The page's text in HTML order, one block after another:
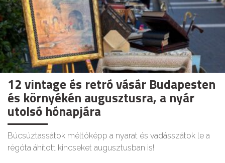
12 vintage és retró vásár Budapesten
és környékén augusztusra, a nyár
utolsó hónapjára
Búcsúztassátok méltóképp a nyarat és vadásszátok le a
régóta áhított kincseket augusztusban is!